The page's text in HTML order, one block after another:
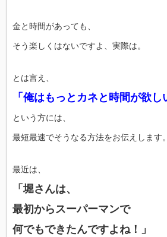
金と時間があっても、
そう楽しくはないですよ、実際は。
とは言え、
「俺はもっとカネと時間が欲し
という方には、
最短最速でそうなる方法をお伝えします。
最近は、
「堀さんは、
最初からスーパーマンで
何でもできたんですよね！」